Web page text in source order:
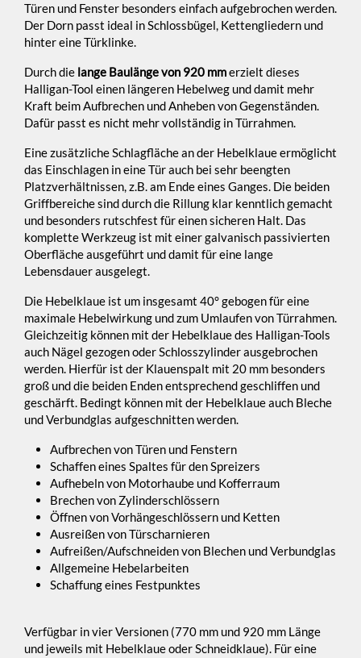
Türen und Fenster besonders einfach aufgebrochen werden.
Der Dorn passt ideal in Schlossbügel, Kettengliedern und
hinter eine Türklinke.
Durch die lange Baulänge von 920 mmerzielt dieses
Halligan-Tool einen längeren Hebelweg und damit mehr
Kraft beim Aufbrechen und Anheben von Gegenständen.
Dafür passt es nicht mehr vollständig in Türrahmen.
Eine zusätzliche Schlagfläche an der Hebelklaue ermöglicht
das Einschlagen in eine Tür auch bei sehr beengten
Platzverhältnissen, z.B. am Ende eines Ganges. Die beiden
Griffbereiche sind durch die Rillung klar kenntlich gemacht
und besonders rutschfest für einen sicheren Halt. Das
komplette Werkzeug ist mit einer galvanisch passivierten
Oberfläche ausgeführt und damit für eine lange
Lebensdauer ausgelegt.
Die Hebelklaue ist um insgesamt 40° gebogen für eine
maximale Hebelwirkung und zum Umlaufen von Türrahmen.
Gleichzeitig können mit der Hebelklaue des Halligan-Tools
auch Nägel gezogen oder Schlosszylinder ausgebrochen
werden. Hierfür ist der Klauenspalt mit 20 mm besonders
groß und die beiden Enden entsprechend geschliffen und
geschärft. Bedingt können mit der Hebelklaue auch Bleche
und Verbundglas aufgeschnitten werden.
Aufbrechen von Türen und Fenstern
Schaffen eines Spaltes für den Spreizers
Aufhebeln von Motorhaube und Kofferraum
Brechen von Zylinderschlössern
Öffnen von Vorhängeschlössern und Ketten
Ausreißen von Türscharnieren
Aufreißen/Aufschneiden von Blechen und Verbundglas
Allgemeine Hebelarbeiten
Schaffung eines Festpunktes
Verfügbar in vier Versionen (770 mm und 920 mm Länge
und jeweils mit Hebelklaue oder Schneidklaue). Für eine